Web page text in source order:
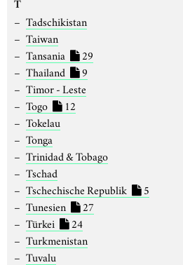
T
Tadschikistan
Taiwan
Tansania
29
Thailand
9
Timor - Leste
Togo
12
Tokelau
Tonga
Trinidad & Tobago
Tschad
Tschechische Republik
5
Tunesien
27
Türkei
24
Turkmenistan
Tuvalu